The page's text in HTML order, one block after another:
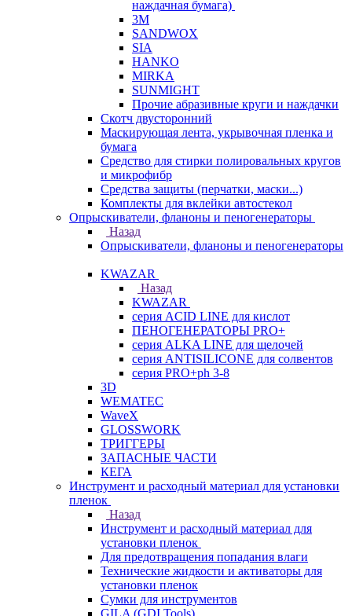
наждачная бумага)
3М
SANDWOX
SIA
HANKO
MIRKA
SUNMIGHT
Прочие абразивные круги и наждачки
Скотч двусторонний
Маскирующая лента, укрывочная пленка и
бумага
Средство для стирки полировальных кругов
и микрофибр
Средства защиты (перчатки, маски...)
Комплекты для вклейки автостекол
Опрыскиватели, фланоны и пеногенераторы
Назад
Опрыскиватели, фланоны и пеногенераторы
KWAZAR
Назад
KWAZAR
серия ACID LINE для кислот
ПЕНОГЕНЕРАТОРЫ PRO+
серия ALKA LINE для щелочей
серия ANTISILICONE для солвентов
серия PRO+ph 3-8
3D
WEMATEC
WaveX
GLOSSWORK
ТРИГГЕРЫ
ЗАПАСНЫЕ ЧАСТИ
КЕГА
Инструмент и расходный материал для установки
пленок
Назад
Инструмент и расходный материал для
установки пленок
Для предотвращения попадания влаги
Технические жидкости и активаторы для
установки пленок
Сумки для инструментов
GILA (GDI Tools)